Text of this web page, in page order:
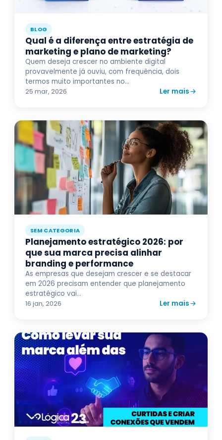
BLOG
Qual é a diferença entre estratégia de
marketing e plano de marketing?
Quem deseja crescer no ambiente digital
provavelmente já ouviu, com frequência, dois
termos muito importantes no...
25 mar, 2026
Ler mais
SEM CATEGORIA
Planejamento estratégico 2026: por
que sua marca precisa alinhar
branding e performance
As empresas que desejam crescer e se destacar
em 2026 precisam entender que planejamento
estratégico vai...
16 jan, 2026
Ler mais